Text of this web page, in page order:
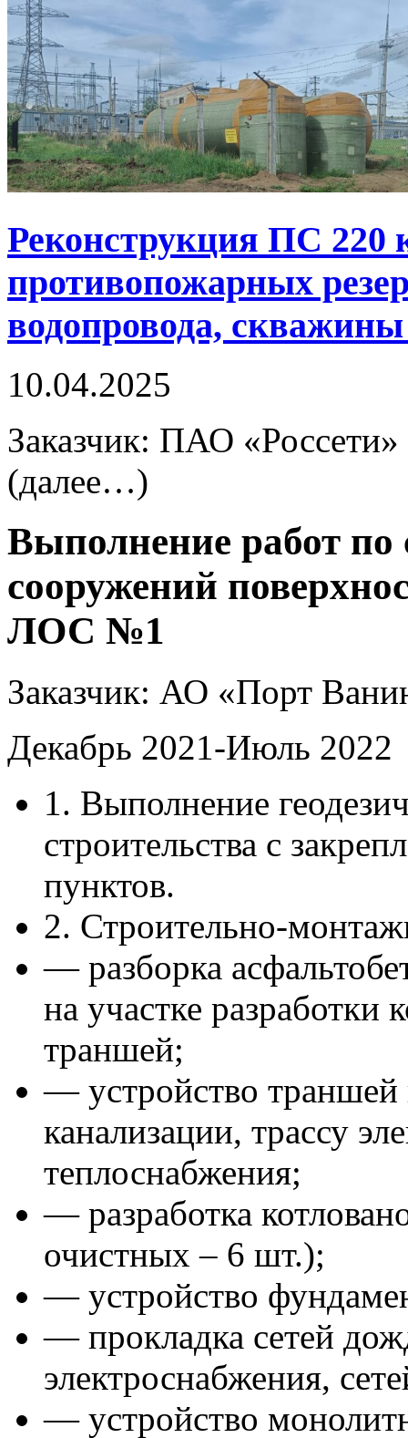
Реконструкция ПС 220
противопожарных
водопровода, скважины
10.04.2025
Заказчик: ПАО
(далее…)
Выполнение работ по
сооружений
ЛОС №1
Заказчик: АО «Порт
Декабрь 2021-Июль 2022
1. Выполнение
строительства с
пунктов.
2. Строительно-
— разборка
на участке разработки
траншей;
— устройство траншей
канализации, трассу
теплоснабжения;
— разработка
очистных – 6 шт.);
— устройство
— прокладка сетей
электроснабжения,
— устройство